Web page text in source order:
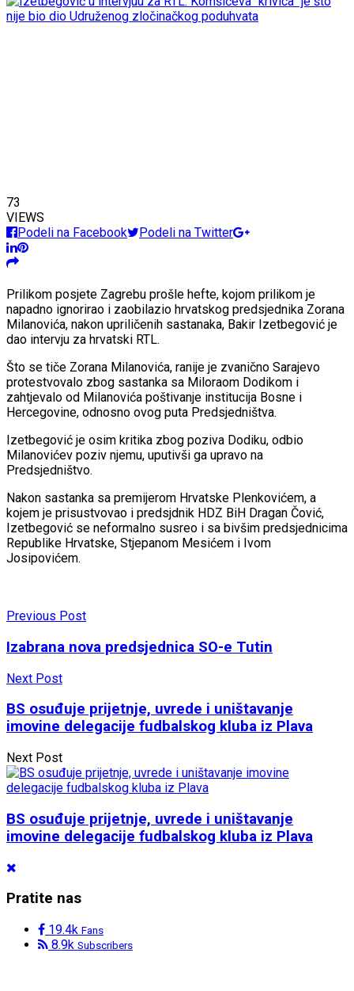
73
VIEWS
Podeli na Facebook
Podeli na Twitter
Prilikom posjete Zagrebu prošle hefte, kojom prilikom je
napadno ignorirao i zaobilazio hrvatskog predsjednika Zorana
Milanovića, nakon upriličenih sastanaka, Bakir Izetbegović je
dao intervju za hrvatski RTL.
Što se tiče Zorana Milanovića, ranije je zvanično Sarajevo
protestvovalo zbog sastanka sa Miloraom Dodikom i
zahtjevalo od Milanovića poštivanje institucija Bosne i
Hercegovine, odnosno ovog puta Predsjedništva.
Izetbegović je osim kritika zbog poziva Dodiku, odbio
Milanovićev poziv njemu, uputivši ga upravo na
Predsjedništvo.
Nakon sastanka sa premijerom Hrvatske Plenkovićem, a
kojem je prisustvovao i predsjdnik HDZ BiH Dragan Čović,
Izetbegović se neformalno susreo i sa bivšim predsjednicima
Republike Hrvatske, Stjepanom Mesićem i Ivom
Josipovićem.
Previous Post
Izabrana nova predsjednica SO-e Tutin
Next Post
BS osuđuje prijetnje, uvrede i uništavanje
imovine delegacije fudbalskog kluba iz Plava
Next Post
BS osuđuje prijetnje, uvrede i uništavanje
imovine delegacije fudbalskog kluba iz Plava
Pratite nas
19.4k Fans
8.9k Subscribers